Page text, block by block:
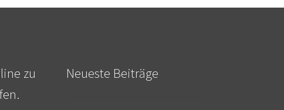
zu
Neueste Beiträge